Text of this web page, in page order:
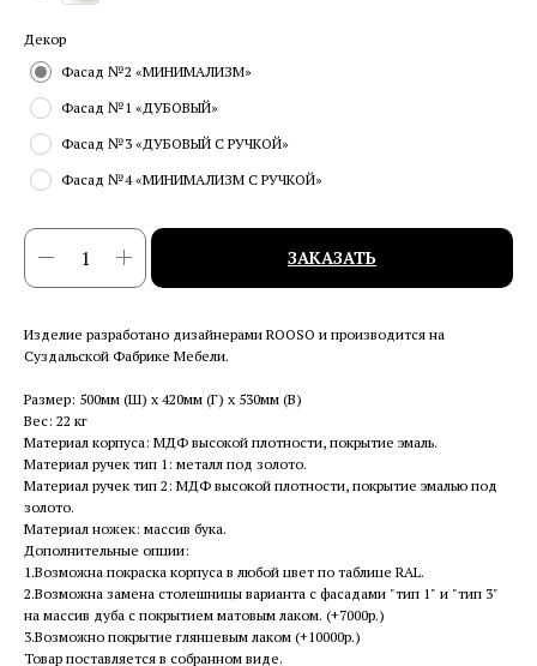
Декор
Фасад №2 «МИНИМАЛИЗМ»
Фасад №1 «ДУБОВЫЙ»
Фасад №3 «ДУБОВЫЙ С РУЧКОЙ»
Фасад №4 «МИНИМАЛИЗМ С РУЧКОЙ»
ЗАКАЗАТЬ
Изделие разработано дизайнерами ROOSO и производится на
Суздальской Фабрике Мебели.
Размер: 500мм (Ш) x 420мм (Г) x 530мм (В)
Вес: 22 кг
Материал корпуса: МДФ высокой плотности, покрытие эмаль.
Материал ручек тип 1: металл под золото.
Материал ручек тип 2: МДФ высокой плотности, покрытие эмалью под
золото.
Материал ножек: массив бука.
Дополнительные опции:
1.Возможна покраска корпуса в любой цвет по таблице RAL.
2.Возможна замена столешницы варианта с фасадами "тип 1" и "тип 3"
на массив дуба с покрытием матовым лаком. (+7000р.)
3.Возможно покрытие глянцевым лаком (+10000р.)
Товар поставляется в собранном виде.